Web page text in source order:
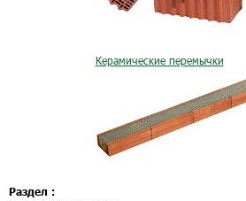
Керамические перемычки
Раздел :